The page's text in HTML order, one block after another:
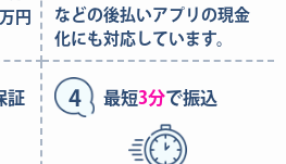
円
などの後払いアプリの現金
化にも対応しています。
証 4 最短3分で振込